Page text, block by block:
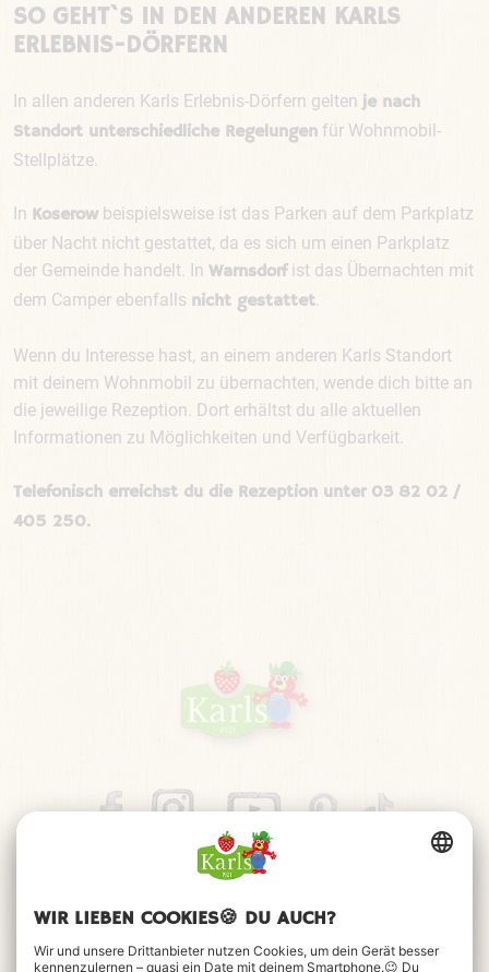
SO GEHT`S IN DEN ANDEREN KARLS
ERLEBNIS-DÖRFERN
In allen anderen Karls Erlebnis-Dörfern gelten je nach
Standort unterschiedliche Regelungen für Wohnmobil-
Stellplätze.
In Koserow beispielsweise ist das Parken auf dem Parkplatz
über Nacht nicht gestattet, da es sich um einen Parkplatz
der Gemeinde handelt. In Warnsdorfist das Übernachten mit
dem Camper ebenfalls nicht gestattet
Wenn du Interesse hast, an einem anderen Karls Standort
mit deinem Wohnmobil zu übernachten, wende dich bitte an
die jeweilige Rezeption. Dort erhältst du alle aktuellen
Informationen zu Möglichkeiten und Verfügbarkeit.
Telefonisch erreichst du die Rezeption unter 03 82 02 /
405 250.